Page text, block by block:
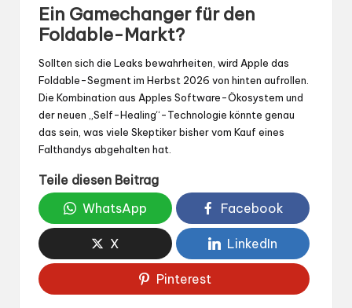
Ein Gamechanger für den
Foldable-Markt?
Sollten sich die Leaks bewahrheiten, wird Apple das
Foldable-Segment im Herbst 2026 von hinten aufrollen.
Die Kombination aus Apples Software-Ökosystem und
der neuen „Self-Healing“-Technologie könnte genau
das sein, was viele Skeptiker bisher vom Kauf eines
Falthandys abgehalten hat.
Teile diesen Beitrag
WhatsApp
Facebook
X LinkedIn
Pinterest